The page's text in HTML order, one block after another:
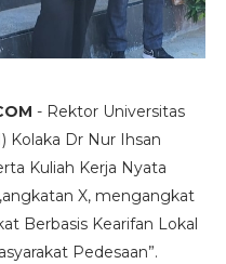
- Rektor Universitas
Kolaka Dr Nur Ihsan
Kuliah Kerja Nyata
X, mengangkat
Berbasis Kearifan Lokal
Pedesaan”.